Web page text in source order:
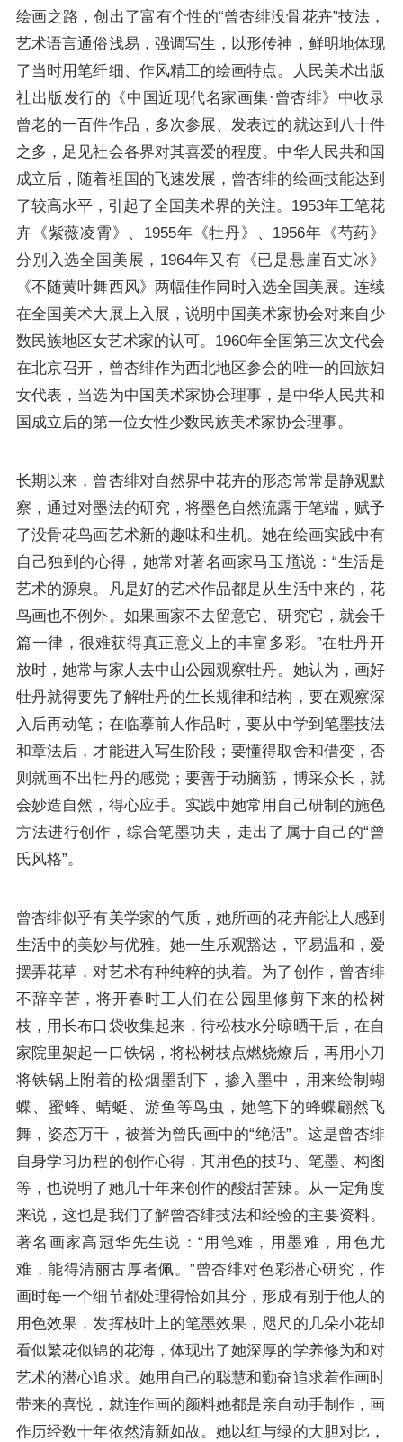
绘画之路，创出了富有个性的“曾杏绯没骨花卉”技法，
艺术语言通俗浅易，强调写生，以形传神，鲜明地体现
了当时用笔纤细、作风精工的绘画特点。人民美术出版
社出版发行的《中国近现代名家画集·曾杏绯》中收录
曾老的一百件作品，多次参展、发表过的就达到八十件
之多，足见社会各界对其喜爱的程度。中华人民共和国
成立后，随着祖国的飞速发展，曾杏绯的绘画技能达到
了较高水平，引起了全国美术界的关注。1953年工笔花
卉《紫薇凌霄》、1955年《牡丹》、1956年《芍药》
分别入选全国美展，1964年又有《已是悬崖百丈冰》
《不随黄叶舞西风》两幅佳作同时入选全国美展。连续
在全国美术大展上入展，说明中国美术家协会对来自少
数民族地区女艺术家的认可。1960年全国第三次文代会
在北京召开，曾杏绯作为西北地区参会的唯一的回族妇
女代表，当选为中国美术家协会理事，是中华人民共和
国成立后的第一位女性少数民族美术家协会理事。
长期以来，曾杏绯对自然界中花卉的形态常常是静观默
察，通过对墨法的研究，将墨色自然流露于笔端，赋予
了没骨花鸟画艺术新的趣味和生机。她在绘画实践中有
自己独到的心得，她常对著名画家马玉馗说：“生活是
艺术的源泉。凡是好的艺术作品都是从生活中来的，花
鸟画也不例外。如果画家不去留意它、研究它，就会千
篇一律，很难获得真正意义上的丰富多彩。”在牡丹开
放时，她常与家人去中山公园观察牡丹。她认为，画好
牡丹就得要先了解牡丹的生长规律和结构，要在观察深
入后再动笔；在临摹前人作品时，要从中学到笔墨技法
和章法后，才能进入写生阶段；要懂得取舍和借变，否
则就画不出牡丹的感觉；要善于动脑筋，博采众长，就
会妙造自然，得心应手。实践中她常用自己研制的施色
方法进行创作，综合笔墨功夫，走出了属于自己的“曾
氏风格”。
曾杏绯似乎有美学家的气质，她所画的花卉能让人感到
生活中的美妙与优雅。她一生乐观豁达，平易温和，爱
摆弄花草，对艺术有种纯粹的执着。为了创作，曾杏绯
不辞辛苦，将开春时工人们在公园里修剪下来的松树
枝，用长布口袋收集起来，待松枝水分晾晒干后，在自
家院里架起一口铁锅，将松树枝点燃烧燎后，再用小刀
将铁锅上附着的松烟墨刮下，掺入墨中，用来绘制蝴
蝶、蜜蜂、蜻蜓、游鱼等鸟虫，她笔下的蜂蝶翩然飞
舞，姿态万千，被誉为曾氏画中的“绝活”。这是曾杏绯
自身学习历程的创作心得，其用色的技巧、笔墨、构图
等，也说明了她几十年来创作的酸甜苦辣。从一定角度
来说，这也是我们了解曾杏绯技法和经验的主要资料。
著名画家高冠华先生说：“用笔难，用墨难，用色尤
难，能得清丽古厚者佩。”曾杏绯对色彩潜心研究，作
画时每一个细节都处理得恰如其分，形成有别于他人的
用色效果，发挥枝叶上的笔墨效果，咫尺的几朵小花却
看似繁花似锦的花海，体现出了她深厚的学养修为和对
艺术的潜心追求。她用自己的聪慧和勤奋追求着作画时
带来的喜悦，就连作画的颜料她都是亲自动手制作，画
作历经数十年依然清新如故。她以红与绿的大胆对比，